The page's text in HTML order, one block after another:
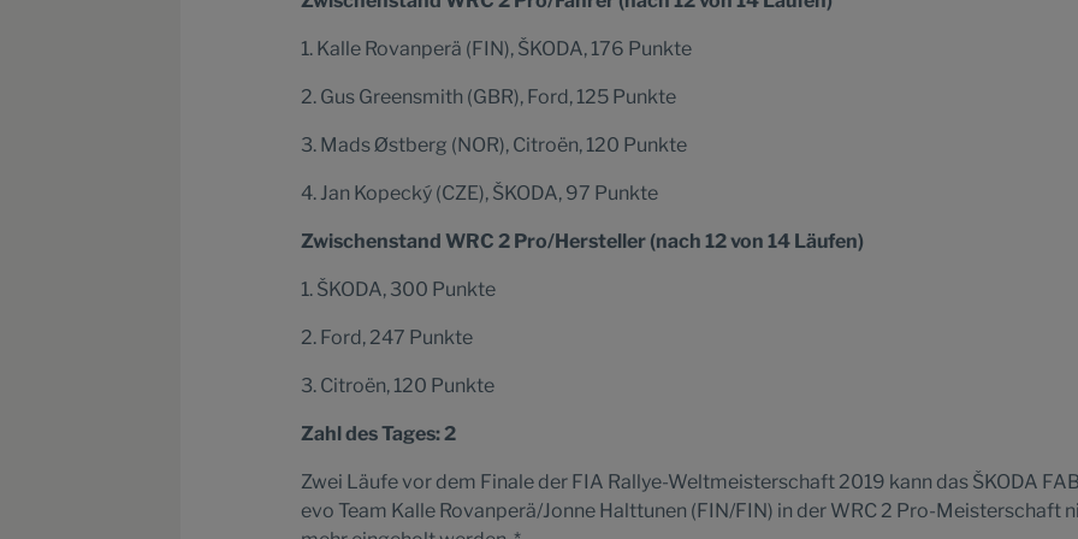
1. Kalle Rovanperä (FIN), ŠKODA, 176 Punkte
2. Gus Greensmith (GBR), Ford, 125 Punkte
3. Mads Østberg (NOR), Citroën, 120 Punkte
4. Jan Kopecký (CZE), ŠKODA, 97 Punkte
Zwischenstand WRC 2 Pro/Hersteller (nach 12 von 14 Läufen)
1. ŠKODA, 300 Punkte
2. Ford, 247 Punkte
3. Citroën, 120 Punkte
Zahl des Tages: 2
Zwei Läufe vor dem Finale der FIA Rallye-Weltmeisterschaft 2019 kann das ŠKODA
evo Team Kalle Rovanperä/Jonne Halttunen (FIN/FIN) in der WRC 2 Pro-Meisterschaft